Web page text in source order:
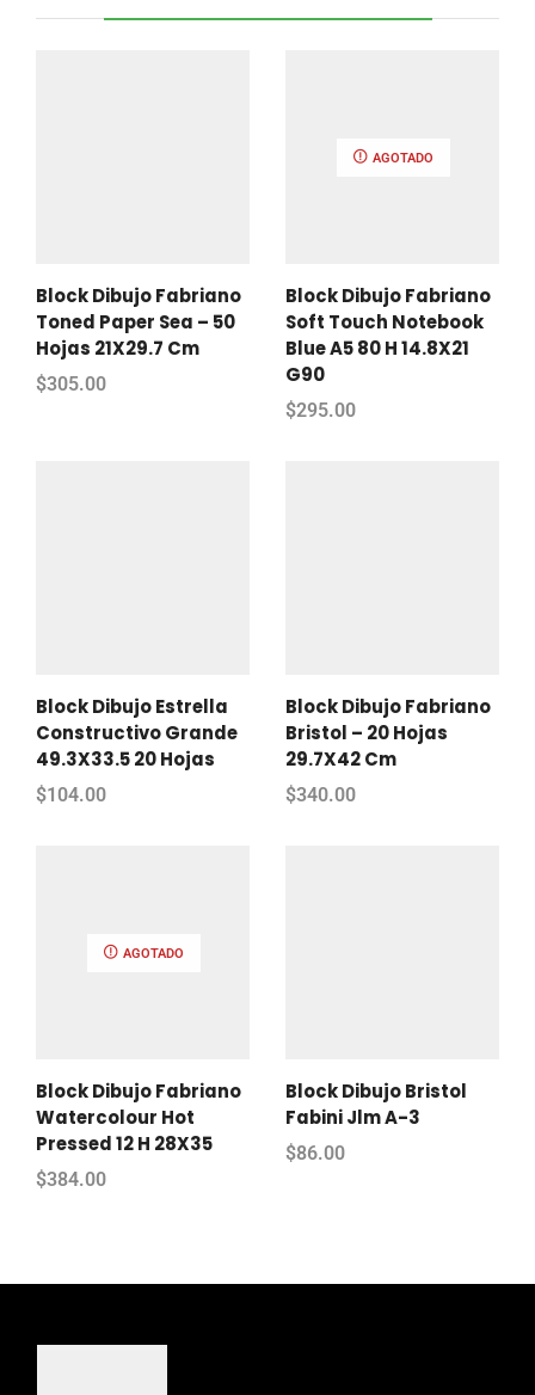
Block Dibujo Fabriano
Toned Paper Sea – 50
Hojas 21X29.7 Cm
$305.00
AGOTADO
Block Dibujo Fabriano
Soft Touch Notebook
Blue A5 80 H 14.8X21
G90
$295.00
Block Dibujo Estrella
Constructivo Grande
49.3X33.5 20 Hojas
$104.00
Block Dibujo Fabriano
Bristol – 20 Hojas
29.7X42 Cm
$340.00
AGOTADO
Block Dibujo Fabriano
Watercolour Hot
Pressed 12 H 28X35
$384.00
Block Dibujo Bristol
Fabini Jlm A-3
$86.00